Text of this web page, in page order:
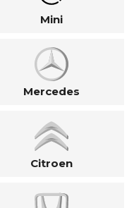
Mini
Mercedes
Citroen